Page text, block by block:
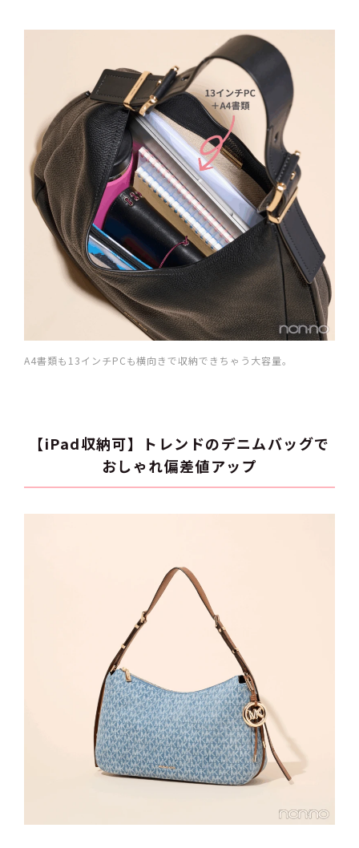
A4書類も13インチPCも横向きで収納できちゃう大容量。
【iPad収納可】トレンドのデニムバッグで
おしゃれ偏差値アップ